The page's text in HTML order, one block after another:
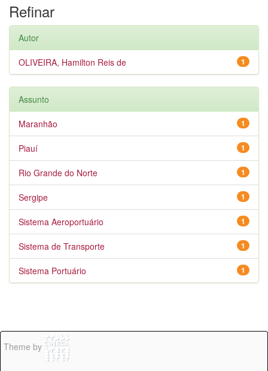
Refinar
Autor
1
OLIVEIRA, Hamilton Reis de
Assunto
1
Maranhão
1
Piauí
1
Rio Grande do Norte
1
Sergipe
1
Sistema Aeroportuário
1
Sistema de Transporte
1
Sistema Portuário
Theme by